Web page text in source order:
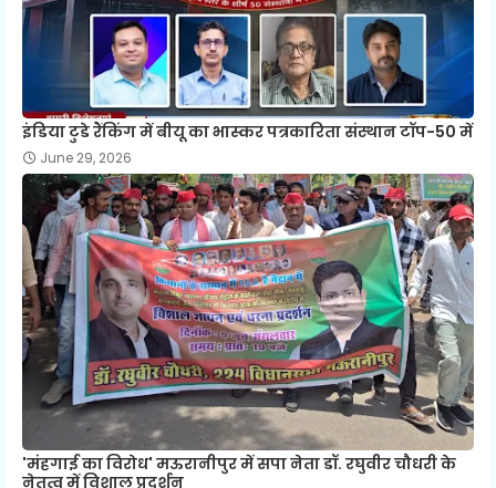
इंडिया टुडे रैंकिंग में बीयू का भास्कर पत्रकारिता संस्थान टॉप-50 में
June 29, 2026
'मंहगाई का विरोध' मऊरानीपुर में सपा नेता डॉ. रघुवीर चौधरी के
नेतृत्व में विशाल प्रदर्शन